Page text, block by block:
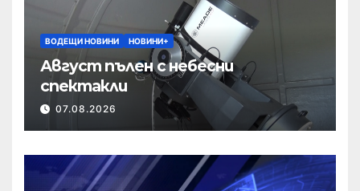
ВОДЕЩИ НОВИНИ НОВИНИ+
Август пълен с небесни
спектакли
07.08.2026